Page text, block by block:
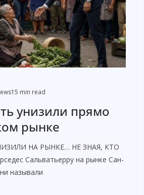
15 min read
унизили прямо
рынке
НА РЫНКЕ… НЕ ЗНАЯ, КТО
Сальватьерру на рынке Сан-
называли